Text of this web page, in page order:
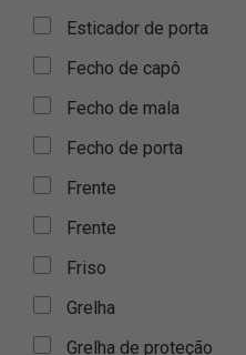
Esticador de porta
Fecho de capô
Fecho de mala
Fecho de porta
Frente
Frente
Friso
Grelha
Grelha de proteção